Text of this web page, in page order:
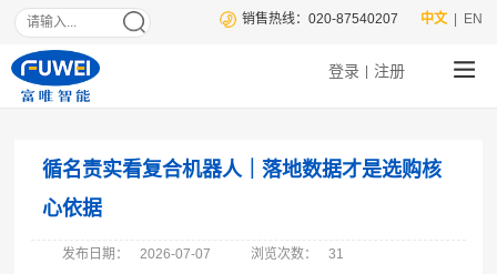
| EN
中文
销售热线：020-87540207
登录 注册
循名责实看复合机器人｜落地数据才是选购核
心依据
发布日期： 2026-07-07 浏览次数： 31